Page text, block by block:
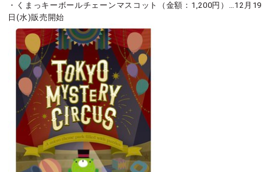
・くまっキーボールチェーンマスコット（金額：1,200円）…12月19
日(水)販売開始